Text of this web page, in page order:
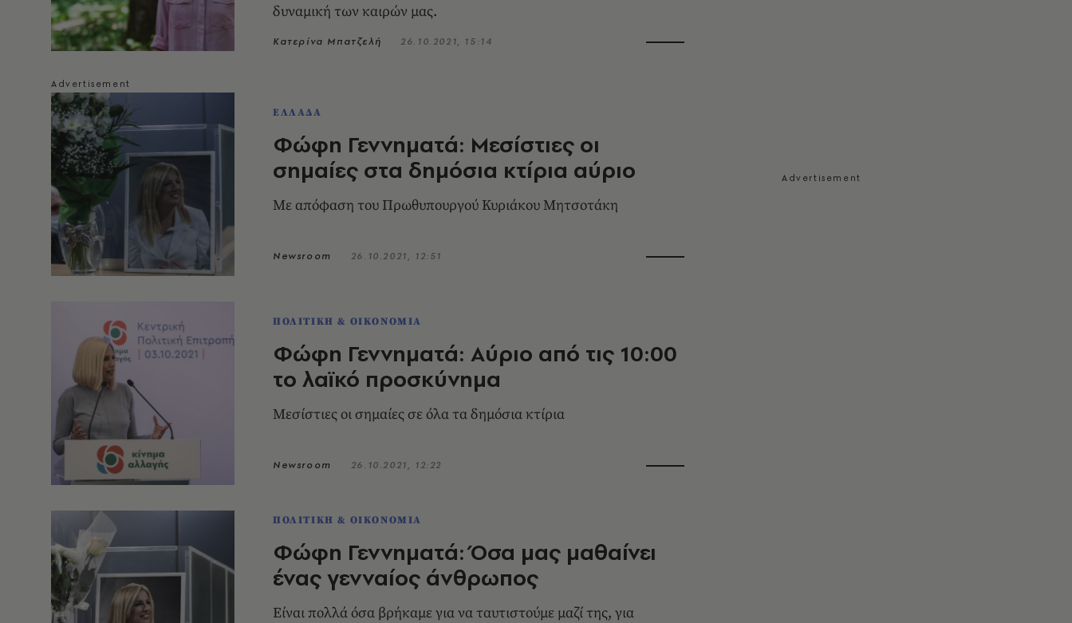
δυναμική των καιρών μας.
Κατερίνα Μπατζελή 26.10.2021, 15:14
ΕΛΛΑΔΑ
Φώφη Γεννηματά: Μεσίστιες οι
σημαίες στα δημόσια κτίρια αύριο
Με απόφαση του Πρωθυπουργού Κυριάκου Μητσοτάκη
Newsroom 26.10.2021, 12:51
ΠΟΛΙΤΙΚΗ & ΟΙΚΟΝΟΜΙΑ
Φώφη Γεννηματά: Αύριο από τις 10:00
το λαϊκό προσκύνημα
Μεσίστιες οι σημαίες σε όλα τα δημόσια κτίρια
Newsroom 26.10.2021, 12:22
ΠΟΛΙΤΙΚΗ & ΟΙΚΟΝΟΜΙΑ
Φώφη Γεννηματά: Όσα μας μαθαίνει
ένας γενναίος άνθρωπος
Είναι πολλά όσα βρήκαμε για να ταυτιστούμε μαζί της, για